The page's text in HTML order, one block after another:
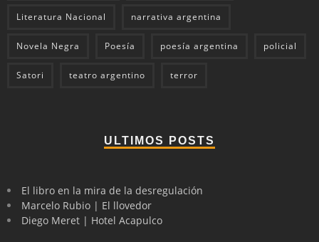
Literatura Nacional narrativa argentina
Novela Negra Poesía poesía argentina policial
Satori teatro argentino terror
ULTIMOS POSTS
El libro en la mira de la desregulación
Marcelo Rubio | El llovedor
Diego Meret | Hotel Acapulco